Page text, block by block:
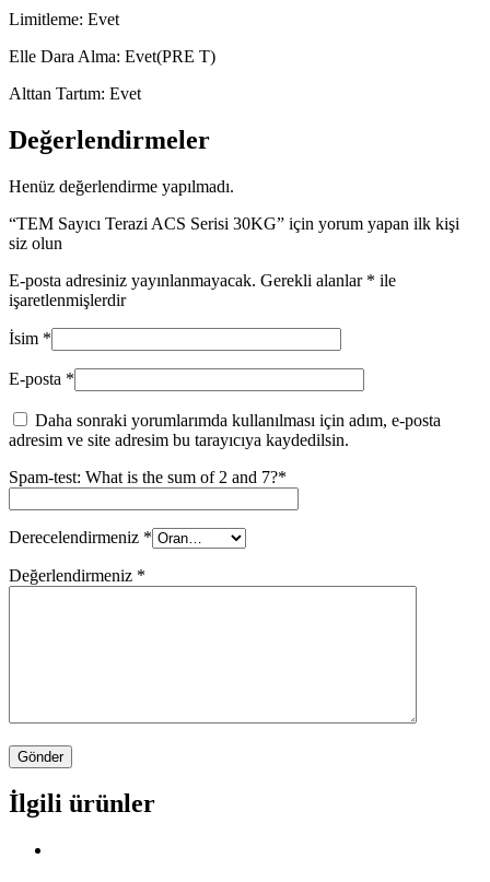
Limitleme: Evet
Elle Dara Alma: Evet(PRE T)
Alttan Tartım: Evet
Değerlendirmeler
Henüz değerlendirme yapılmadı.
“TEM Sayıcı Terazi ACS Serisi 30KG” için yorum yapan ilk kişi
siz olun
E-posta adresiniz yayınlanmayacak. Gerekli alanlar * ile
işaretlenmişlerdir
İsim *
E-posta *
Daha sonraki yorumlarımda kullanılması için adım, e-posta
adresim ve site adresim bu tarayıcıya kaydedilsin.
Spam-test: What is the sum of 2 and 7?*
Derecelendirmeniz *
Değerlendirmeniz *
İlgili ürünler